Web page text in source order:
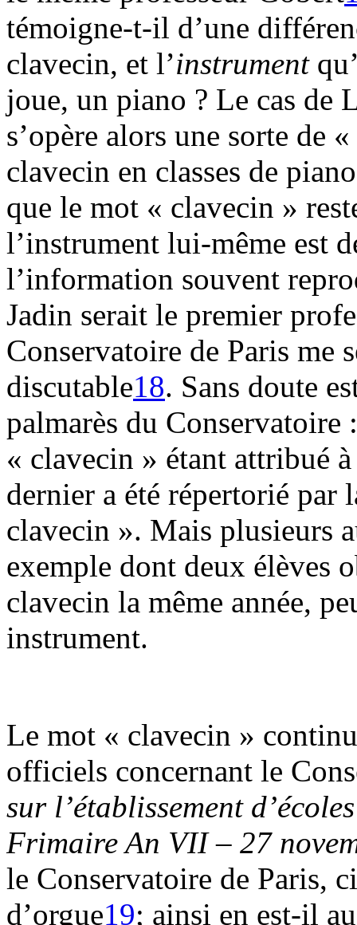
témoigne-t-il d’une
clavecin, et l’instrument
joue, un piano ? Le cas de
s’opère alors une sorte de
clavecin en classes de
que le mot « clavecin »
l’instrument lui-même est
l’information souvent
Jadin serait le premier
Conservatoire de Paris me
discutable18. Sans doute
palmarès du
« clavecin » étant attribué
dernier a été répertorié par
clavecin ». Mais plusieurs
exemple dont deux élèves
clavecin la même année,
instrument.
Le mot « clavecin »
officiels concernant le
sur l’établissement
Frimaire An VII – 27
le Conservatoire de Paris,
d’orgue19; ainsi en est-il